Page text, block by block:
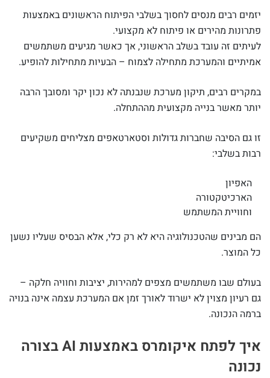
יזמים רבים מנסים לחסוך בשלבי הפיתוח הראשונים באמצעות
פתרונות מהירים או פיתוח לא מקצועי.
לעיתים זה עובד בשלב הראשוני, אך כאשר מגיעים משתמשים
אמיתיים והמערכת מתחילה לצמוח – הבעיות מתחילות להופיע.
במקרים רבים, תיקון מערכת שנבנתה לא נכון יקר ומסובך הרבה
יותר מאשר בנייה מקצועית מההתחלה.
זו גם הסיבה שחברות גדולות וסטארטאפים מצליחים משקיעים
רבות בשלבי:
האפיון
הארכיטקטורה
וחוויית המשתמש
הם מבינים שהטכנולוגיה היא לא רק כלי, אלא הבסיס שעליו נשען
כל המוצר.
בעולם שבו משתמשים מצפים למהירות, יציבות וחוויה חלקה –
גם רעיון מצוין לא ישרוד לאורך זמן אם המערכת עצמה אינה בנויה
ברמה הנכונה.
איך לפתח איקומרס באמצעות AI בצורה
נכונה